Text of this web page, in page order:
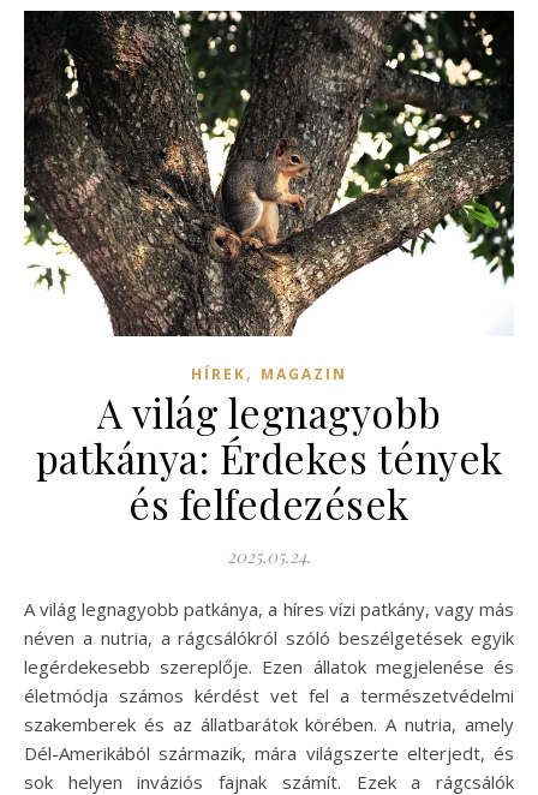
HÍREK, MAGAZIN
A világ legnagyobb
patkánya: Érdekes tények
és felfedezések
2025.05.24.
A világ legnagyobb patkánya, a híres vízi patkány, vagy más
néven a nutria, a rágcsálókról szóló beszélgetések egyik
legérdekesebb szereplője. Ezen állatok megjelenése és
életmódja számos kérdést vet fel a természetvédelmi
szakemberek és az állatbarátok körében. A nutria, amely
Dél-Amerikából származik, mára világszerte elterjedt, és
sok helyen inváziós fajnak számít. Ezek a rágcsálók